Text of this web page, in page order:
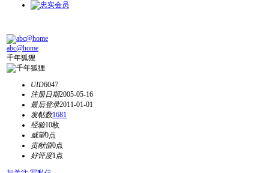
abc@home
千年狐狸
UID6047
注册日期2005-05-16
最后登录2011-01-01
发帖数1681
经验10枚
威望0点
贡献值0点
好评度1点